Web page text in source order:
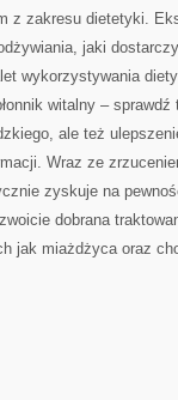
z zakresu dietetyki.
jaki
wykorzystywania
witalny –
ale też
Wraz ze
zyskuje na
dobrana
jak miażdżyca oraz